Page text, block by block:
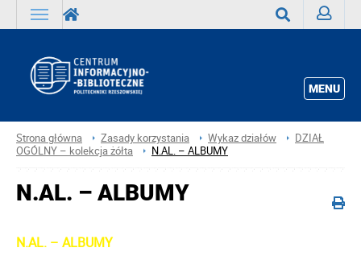
MENU
Strona główna Zasady korzystania Wykaz działów
DZIAŁ
OGÓLNY – kolekcja żółta
N.AL. – ALBUMY
N.AL. – ALBUMY
N.AL. – ALBUMY